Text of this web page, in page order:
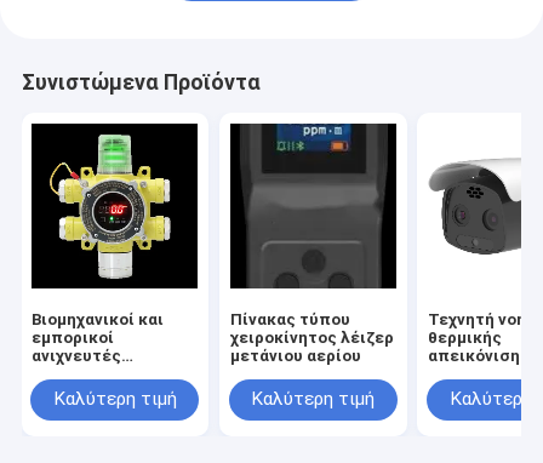
Συνιστώμενα Προϊόντα
Βιομηχανικοί και
εμπορικοί
ανιχνευτές
σημειακού τύπου
Καλύτερη τιμή
Πίνακας τύπου
χειροκίνητος λέιζερ
μετάνιου αερίου
Καλύτερη τιμή
Τεχνητή
θερμικής
απεικόνισης
Καλύτερη